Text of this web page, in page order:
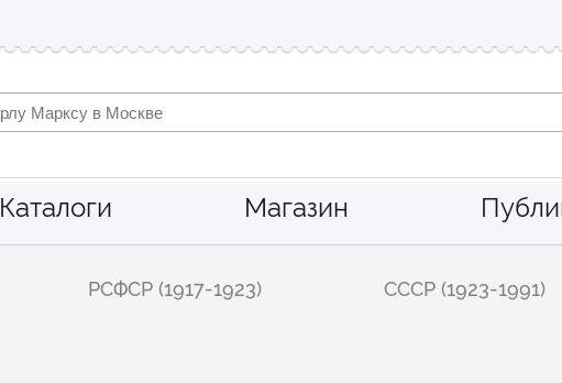
Каталоги Магазин
РСФСР (1917-1923) СССР (1923-1991)